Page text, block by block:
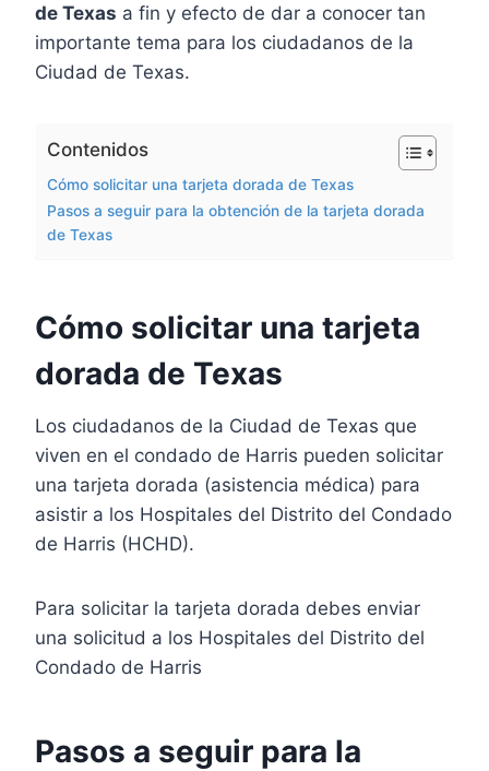
de Texas a fin y efecto de dar a conocer tan
importante tema para los ciudadanos de la
Ciudad de Texas.
Contenidos
Cómo solicitar una tarjeta dorada de Texas
Pasos a seguir para la obtención de la tarjeta dorada
de Texas
Cómo solicitar una tarjeta
dorada de Texas
Los ciudadanos de la Ciudad de Texas que
viven en el condado de Harris pueden solicitar
una tarjeta dorada (asistencia médica) para
asistir a los Hospitales del Distrito del Condado
de Harris (HCHD).
Para solicitar la tarjeta dorada debes enviar
una solicitud a los Hospitales del Distrito del
Condado de Harris
Pasos a seguir para la